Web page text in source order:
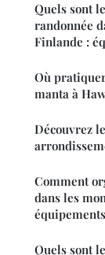
Quels sont
randonnée
Finlande :
Où
manta à
Découvrez
Comment
dans les
Quels sont